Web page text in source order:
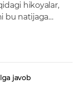
hikoyalar,
bu natijaga
javob